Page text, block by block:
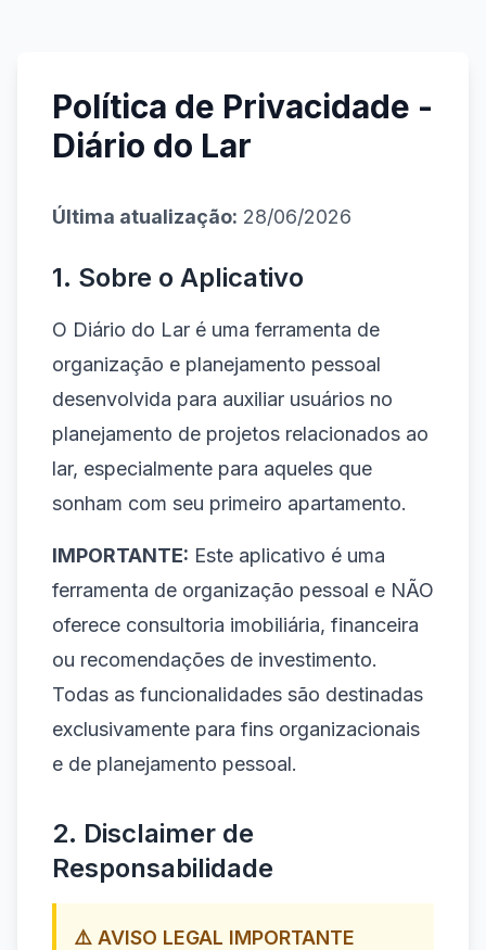
Política de Privacidade -
Diário do Lar
Última atualização: 28/06/2026
1. Sobre o Aplicativo
O Diário do Lar é uma ferramenta de
organização e planejamento pessoal
desenvolvida para auxiliar usuários no
planejamento de projetos relacionados ao
lar, especialmente para aqueles que
sonham com seu primeiro apartamento.
IMPORTANTE: Este aplicativo é uma
ferramenta de organização pessoal e NÃO
oferece consultoria imobiliária, financeira
ou recomendações de investimento.
Todas as funcionalidades são destinadas
exclusivamente para fins organizacionais
e de planejamento pessoal.
2. Disclaimer de
Responsabilidade
⚠️ AVISO LEGAL IMPORTANTE